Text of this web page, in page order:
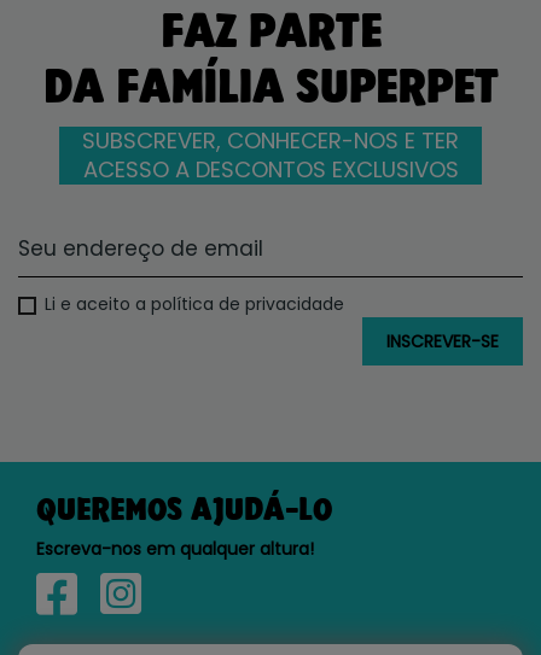
FAZ PARTE
DA FAMÍLIA SUPERPET
SUBSCREVER, CONHECER-NOS E TER
ACESSO A DESCONTOS EXCLUSIVOS
Li e aceito a política de privacidade
QUEREMOS AJUDÁ-LO
Escreva-nos em qualquer altura!